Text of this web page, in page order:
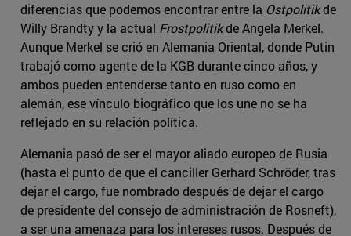
diferencias que podemos encontrar entre la Ostpolitikde
Willy Brandty y la actual Frostpolitikde Angela Merkel.
Aunque Merkel se crió en Alemania Oriental, donde Putin
trabajó como agente de la KGB durante cinco años, y
ambos pueden entenderse tanto en ruso como en
alemán, ese vínculo biográfico que los une no se ha
reflejado en su relación política.
Alemania pasó de ser el mayor aliado europeo de Rusia
(hasta el punto de que el canciller Gerhard Schröder, tras
dejar el cargo, fue nombrado después de dejar el cargo
de presidente del consejo de administración de Rosneft),
a ser una amenaza para los intereses rusos. Después de